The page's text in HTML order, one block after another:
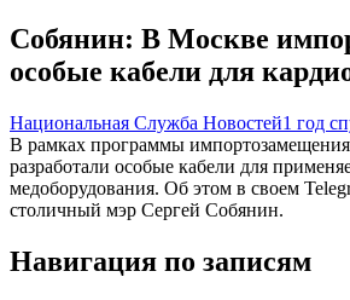
Собянин: В Москве
особые кабели для
Национальная Служба Новостей1 год
В рамках программы
разработали особые кабели для
медоборудования. Об этом в своем
столичный мэр Сергей Собянин.
Навигация по записям